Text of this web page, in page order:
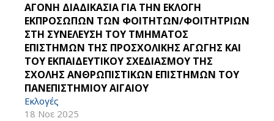
ΑΓΟΝΗ ΔΙΑΔΙΚΑΣΙΑ ΓΙΑ ΤΗΝ ΕΚΛΟΓΗ
ΕΚΠΡΟΣΩΠΩΝ ΤΩΝ ΦΟΙΤΗΤΩΝ/ΦΟΙΤΗΤΡΙΩΝ
ΣΤΗ ΣΥΝΕΛΕΥΣΗ ΤΟΥ ΤΜΗΜΑΤΟΣ
ΕΠΙΣΤΗΜΩΝ ΤΗΣ ΠΡΟΣΧΟΛΙΚΗΣ ΑΓΩΓΗΣ ΚΑΙ
ΤΟΥ ΕΚΠΑΙΔΕΥΤΙΚΟΥ ΣΧΕΔΙΑΣΜΟΥ ΤΗΣ
ΣΧΟΛΗΣ ΑΝΘΡΩΠΙΣΤΙΚΩΝ ΕΠΙΣΤΗΜΩΝ ΤΟΥ
ΠΑΝΕΠΙΣΤΗΜΙΟΥ ΑΙΓΑΙΟΥ
Εκλογές
18 Νοε 2025